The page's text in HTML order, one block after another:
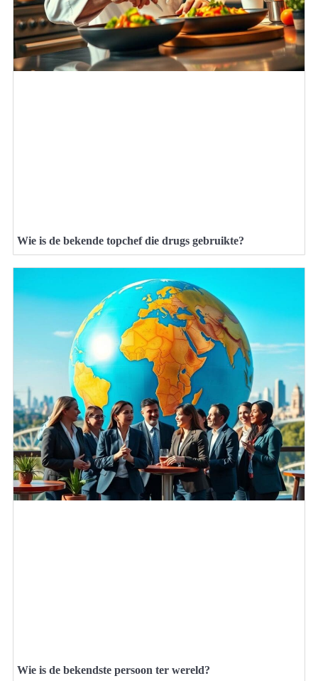
Wie is de bekende topchef die drugs gebruikte?
Wie is de bekendste persoon ter wereld?